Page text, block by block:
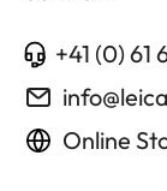
+41 (0) 61
Online